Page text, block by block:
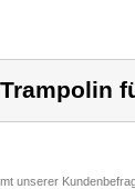
unserer